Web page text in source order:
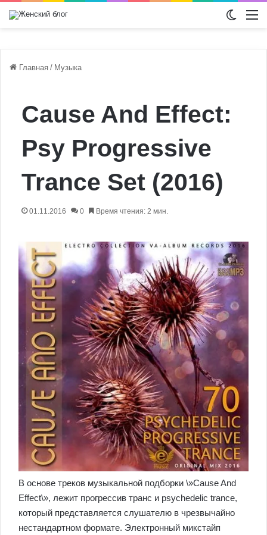
Главная / Музыка
Cause And Effect:
Psy Progressive
Trance Set (2016)
01.11.2016 0 Время чтения: 2 мин.
В основе треков музыкальной подборки \»Cause And
Effect\», лежит прогрессив транс и psychedelic trance,
который представляется слушателю в чрезвычайно
нестандартном формате. Электронный микстайп